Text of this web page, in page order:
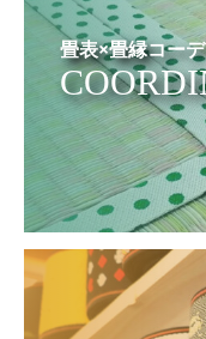
畳表×畳縁コー